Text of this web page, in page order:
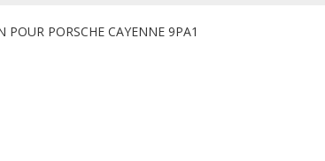
PORSCHE CAYENNE 9PA1